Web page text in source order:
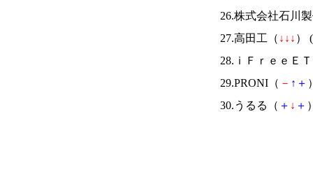
26.株式会社石川
27.高田工（ ↓ ↓ ↓ ） (
28.ｉＦｒｅｅＥ
29.PRONI（ － ↑ ＋
30.うるる（ ＋ ↓ ＋